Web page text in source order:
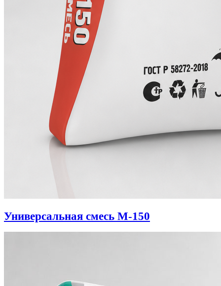
Универсальная смесь М-150